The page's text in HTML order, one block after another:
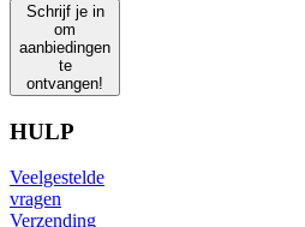
Schrijf je in
om
aanbiedingen
te
ontvangen!
HULP
Veelgestelde
vragen
Verzending